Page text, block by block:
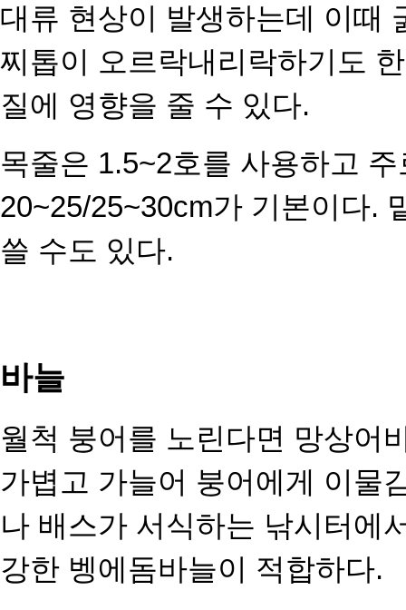
대류 현상이 발생하는데 이때
찌톱이 오르락내리락하기 도
질에 영향을 줄 수 있다.
목줄은 1.5~2호를 사용하고
20~25/25~30cm가 기본이다.
쓸 수도 있다.
바늘
월척 붕어를 노린다면 망상어
가볍고 가늘어 붕어에게 이물
나 배스가 서식하는 낚시터에
강한 벵에돔바늘이 적합하다.